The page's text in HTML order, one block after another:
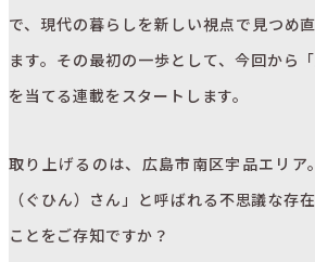
で、現代の暮らしを新しい視点で見つめ
ます。その最初の一歩として、今回から
を当てる連載をスタートします。
取り上げるのは、広島市南区宇品エリア
（ぐひん）さん」と呼ばれる不思議な存
ことをご存知ですか？